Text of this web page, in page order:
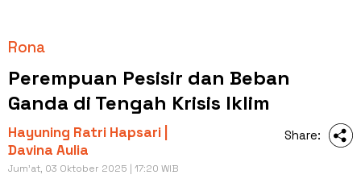
Rona
Perempuan Pesisir dan Beban
Ganda di Tengah Krisis Iklim
Hayuning Ratri Hapsari |
Davina Aulia
Jum'at, 03 Oktober 2025 | 17:20 WIB
Share: